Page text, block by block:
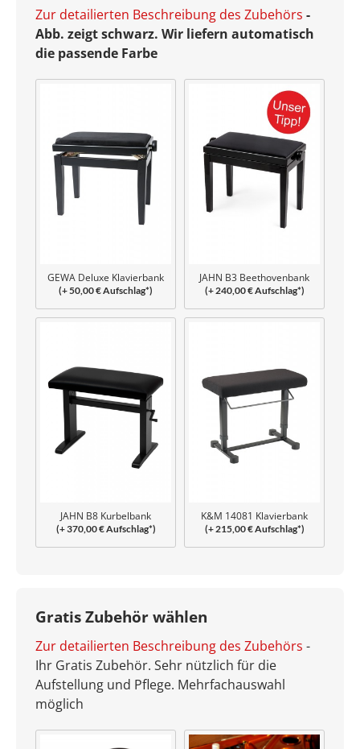
Zur detailierten Beschreibung des Zubehörs -
Abb. zeigt schwarz. Wir liefern automatisch
die passende Farbe
GEWA Deluxe Klavierbank
geschraubt
(+ 50,00 € Aufschlag*)
JAHN B3 Beethovenbank
verleimt
(+ 240,00 € Aufschlag*)
JAHN B8 Kurbelbank
(+ 370,00 € Aufschlag*)
K&M 14081 Klavierbank
Uplift
(+ 215,00 € Aufschlag*)
Gratis Zubehör wählen
Zur detailierten Beschreibung des Zubehörs -
Ihr Gratis Zubehör. Sehr nützlich für die
Aufstellung und Pflege. Mehrfachauswahl
möglich